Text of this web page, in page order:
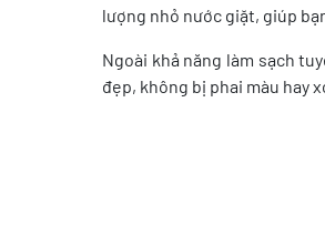
lượng nhỏ nước giặt, giúp
Ngoài khả năng làm sạch
đẹp, không bị phai màu hay